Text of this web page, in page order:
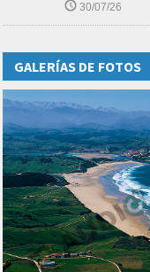
30/07/26
GALERÍAS DE FOTOS